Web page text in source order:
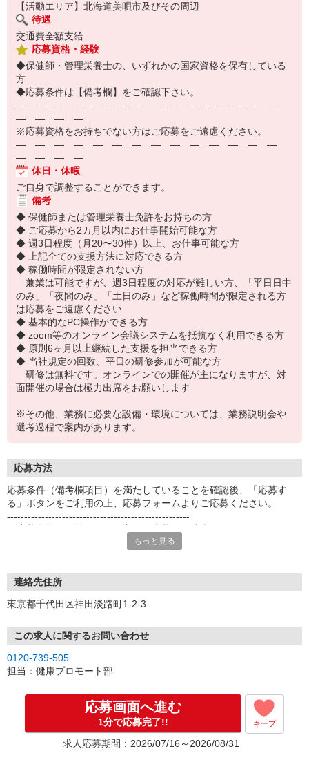
【活動エリア】北海道美唄市及びその周辺
待遇
交通費全額支給
応募資格・経験
◆保健師・管理栄養士の、いずれかの国家資格を保有している
方
◆応募条件は【備考欄】をご確認下さい。
― ― ― ― ― ― ― ― ― ― ― ― ― ―
― ― ― ―
※応募資格をお持ちでない方はご応募をご遠慮ください。
― ― ― ― ― ― ― ― ― ― ― ― ― ―
― ― ― ―
休日・休暇
ご自身で調整することができます。
備考
◆ 保健師または管理栄養士免許をお持ちの方
◆ ご応募から2カ月以内にお仕事開始可能な方
◆ 週3日程度（月20〜30件）以上、お仕事可能な方
◆ 上記全ての支援方法に対応できる方
◆ 稼働時間が限定されない方
兼業は可能ですが、週3日程度の対応が難しい方、「平日日中
のみ」「夜間のみ」「土日のみ」など稼働時間が限定される方
は応募をご遠慮ください
◆ 基本的なPC操作ができる方
◆ zoom等のオンライン会議システムを抵抗なく利用できる方
◆ 原則6ヶ月以上継続した支援を担当できる方
◆ 当社規定の回数、平日の研修参加が可能な方
研修は無料です。オンラインでの開催が主になりますが、対
面開催の場合は極力出席をお願いします
※その他、業務に必要な設備・環境については、業務説明会や
選考過程で案内があります。
応募方法
応募条件（備考欄項目）を満たしていることを確認後、「応募す
る」ボタンをご利用の上、応募フォームよりご応募ください。
-----------------------------------------------------
-----------------------------------------------------
[1]応募ボタンよりエントリー
のご説明
[4]Web面接（PC・スマートフォンによるオンライン面接）
[5]保健指導相談員登録
[6]新人研修（オンライン研修や集合・個別研修、自己学習）
[7]お仕事開始
もっと見る
連絡先住所
東京都千代田区神田淡路町1-2-3
この求人に関するお問い合わせ
0120-739-505
担当：健康プロモート部
応募画面へ進む
1分で応募完了!! キープ
求人応募期間：2026/07/16～2026/08/31